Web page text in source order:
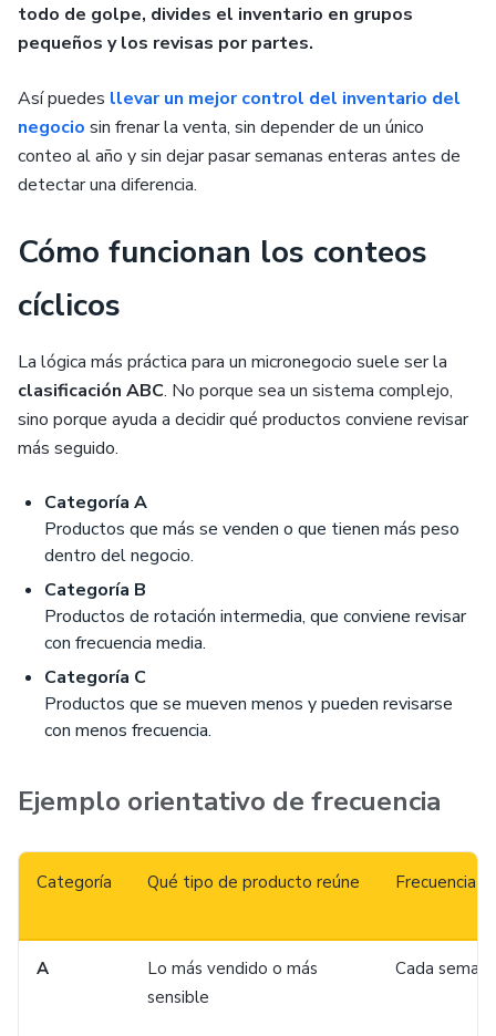
todo de golpe, divides el inventario en grupos
pequeños y los revisas por partes.
Así puedes llevar un mejor control del inventario del
negocio sin frenar la venta, sin depender de un único
conteo al año y sin dejar pasar semanas enteras antes de
detectar una diferencia.
Cómo funcionan los conteos
cíclicos
La lógica más práctica para un micronegocio suele ser la
clasificación ABC. No porque sea un sistema complejo,
sino porque ayuda a decidir qué productos conviene revisar
más seguido.
Categoría A
Productos que más se venden o que tienen más peso
dentro del negocio.
Categoría B
Productos de rotación intermedia, que conviene revisar
con frecuencia media.
Categoría C
Productos que se mueven menos y pueden revisarse
con menos frecuencia.
Ejemplo orientativo de frecuencia
Categoría Qué tipo de producto reúne Frecuencia
A
Lo más vendido o más
sensible
Cada semana